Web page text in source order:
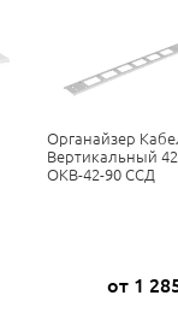
Органайзер
Вертикальный
ОКВ-42-90 ССД
от 1